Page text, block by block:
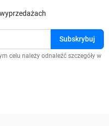
celu należy odnaleźć szczegóły w